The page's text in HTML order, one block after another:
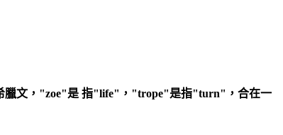
臘文，"zoe"是 指"life"，"trope"是指"turn"，合在一